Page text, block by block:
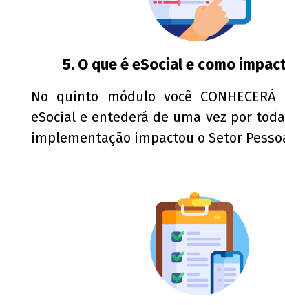
5. O que é eSocial e como
No quinto módulo você
eSocial e entederá de uma vez por
implementação impactou o Setor